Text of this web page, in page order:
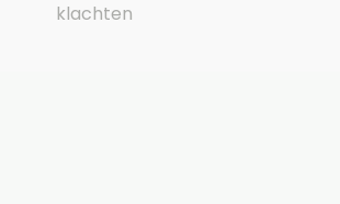
klachten